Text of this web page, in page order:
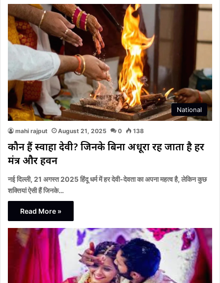
National
mahi rajput August 21, 2025 0 138
कौन हैं स्वाहा देवी? जिनके बिना अधूरा रह जाता है हर
मंत्र और हवन
नई दिल्ली, 21 अगस्त 2025 हिंदू धर्म में हर देवी-देवता का अपना महत्व है, लेकिन कुछ
शक्तियां ऐसी हैं जिनके…
Read More »